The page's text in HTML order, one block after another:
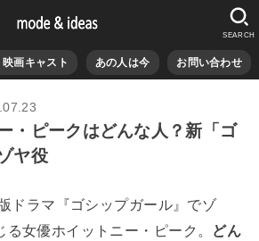
画キャスト あの人は今 お問い合わせ
SEARCH
・ピークはどんな人？新「ゴ
ヤ役
ドラマ『ゴシップガール』でゾ
女優ホイットニー・ピーク。 どん